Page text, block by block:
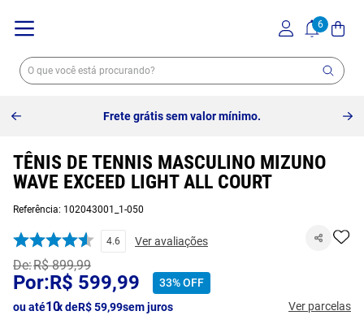
Frete grátis sem valor mínimo.
TÊNIS DE TENNIS MASCULINO MIZUNO
WAVE EXCEED LIGHT ALL COURT
Referência: 102043001_1-050
4.6 Ver avaliações
R$ 899,99
R$ 599,99 33%OFF
ou até10x deR$59,99sem juros Ver parcelas